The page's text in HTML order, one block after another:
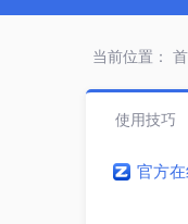
当前位置：
使用技巧
官方